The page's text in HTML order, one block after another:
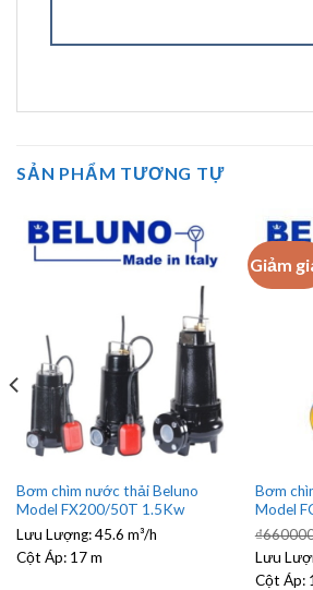
SẢN PHẨM TƯƠNG TỰ
Bơm chìm nước thải Beluno
Model FX200/50T 1.5Kw
Lưu Lượng:45.6 m³/h
Cột Áp: 17 m
Giảm
Bơm
Model
₫
Lưu
Cột Áp: